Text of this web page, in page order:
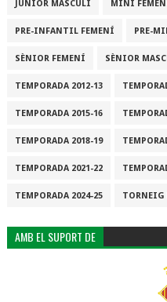
JÚNIOR MASCULÍ MINI
PRE-INFANTIL FEMENÍ PRE-
SÈNIOR FEMENÍ SÈNIOR
TEMPORADA 2012-13
TEMPORADA 2015-16
TEMPORADA 2018-19
TEMPORADA 2021-22
TEMPORADA 2024-25 TORNEIG
AMB EL SUPORT DE